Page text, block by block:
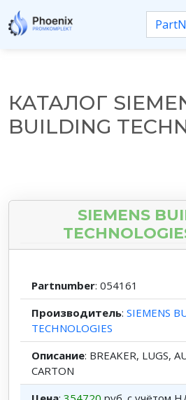
КАТАЛОГ
BUILDING
SIEMENS
Partnumber: 054161
Производитель: SIEMENS
TECHNOLOGIES
Описание: BREAKER, LUGS,
CARTON